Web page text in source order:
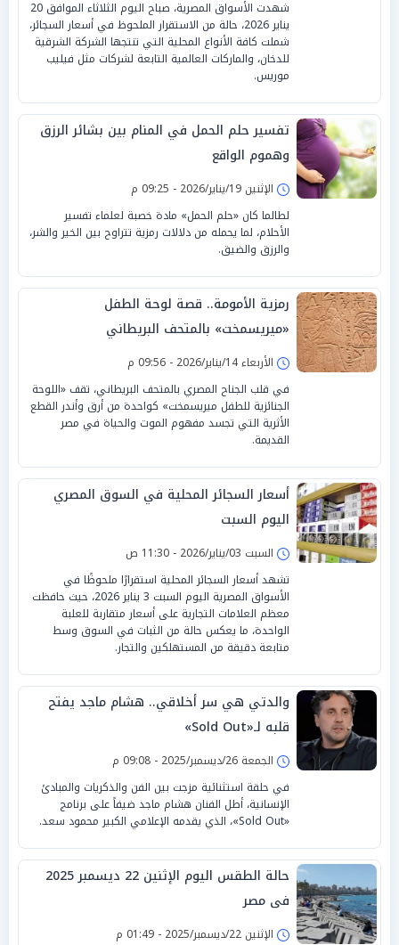
شهدت الأسواق المصرية، صباح اليوم الثلاثاء الموافق 20
يناير 2026، حالة من الاستقرار الملحوظ في أسعار السجائر،
شملت كافة الأنواع المحلية التي تنتجها الشركة الشرقية
للدخان، والماركات العالمية التابعة لشركات مثل فيليب
موريس.
تفسير حلم الحمل في المنام بين بشائر الرزق
وهموم الواقع
الإثنين 19/يناير/2026 - 09:25 م
لطالما كان «حلم الحمل» مادة خصبة لعلماء تفسير
الأحلام، لما يحمله من دلالات رمزية تتراوح بين الخير والشر،
والرزق والضيق.
رمزية الأمومة.. قصة لوحة الطفل
«ميريسمخت» بالمتحف البريطاني
الأربعاء 14/يناير/2026 - 09:56 م
في قلب الجناح المصري بالمتحف البريطاني، تقف «اللوحة
الجنائزية للطفل ميريسمخت» كواحدة من أرق وأندر القطع
الأثرية التي تجسد مفهوم الموت والحياة في مصر
القديمة.
أسعار السجائر المحلية في السوق المصري
اليوم السبت
السبت 03/يناير/2026 - 11:30 ص
تشهد أسعار السجائر المحلية استقرارًا ملحوظًا في
الأسواق المصرية اليوم السبت 3 يناير 2026، حيث حافظت
معظم العلامات التجارية على أسعار متقاربة للعلبة
الواحدة، ما يعكس حالة من الثبات في السوق وسط
متابعة دقيقة من المستهلكين والتجار.
والدتي هي سر أخلاقي.. هشام ماجد يفتح
قلبه لـ«Sold Out»
الجمعة 26/ديسمبر/2025 - 09:08 م
في حلقة استثنائية مزجت بين الفن والذكريات والمبادئ
الإنسانية، أطل الفنان هشام ماجد ضيفاً على برنامج
«Sold Out»، الذي يقدمه الإعلامي الكبير محمود سعد.
حالة الطقس اليوم الإثنين 22 ديسمبر 2025
فى مصر
الإثنين 22/ديسمبر/2025 - 01:49 م